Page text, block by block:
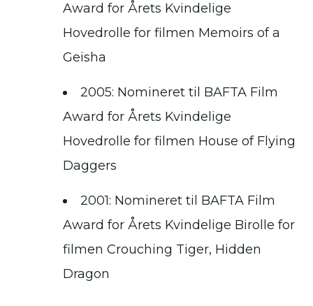
Award for Årets Kvindelige
Hovedrolle for filmen Memoirs of a
Geisha
2005: Nomineret til BAFTA Film
Award for Årets Kvindelige
Hovedrolle for filmen House of Flying
Daggers
2001: Nomineret til BAFTA Film
Award for Årets Kvindelige Birolle for
filmen Crouching Tiger, Hidden
Dragon